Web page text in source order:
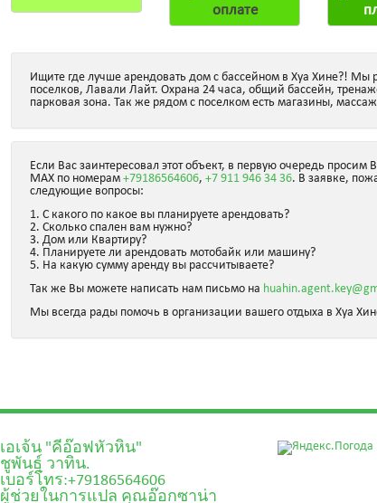
оплате
Ищите где лучше арендовать дом с бассейном в Хуа Хине?! Мы
поселков, Лавали Лайт. Охрана 24 часа, общий бассейн,
парковая зона. Так же рядом с поселком есть магазины,
Если Вас заинтересовал этот объект, в первую очередь просим
MAX по номерам +79186564606, +7 911 946 34 36. В заявке,
следующие вопросы:
1. С какого по какое вы планируете арендовать?
2. Сколько спален вам нужно?
3. Дом или Квартиру?
4. Планируете ли арендовать мотобайк или машину?
5. На какую сумму аренду вы рассчитываете?
Так же Вы можете написать нам письмо на
Мы всегда рады помочь в организации вашего отдыха в Хуа
เอเจ้น "คีอ๊อฟหัวหิน"
ชูพันธุ์ วาทิน.
เบอร์โทร:+79186564606
ผู้ช่วยในการแปล คุณอ๊อกซาน่า